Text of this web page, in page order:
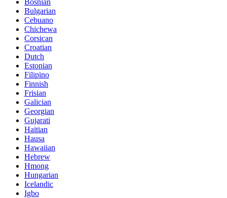
Bulgarian
Cebuano
Chichewa
Corsican
Croatian
Dutch
Estonian
Filipino
Finnish
Frisian
Galician
Georgian
Gujarati
Haitian
Hausa
Hawaiian
Hebrew
Hmong
Hungarian
Icelandic
Igbo